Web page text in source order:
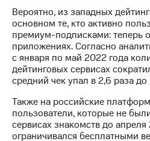
Описание
Программа
приобретения
Порядок
выкупа
акций
Дивиденды
Рынок
облигаций
Вероятно, из западных
основном те, кто активно
премиум-подписками: теперь
приложениях. Согласно
с января по май 2022 года
дейтинговых сервисах
средний чек упал в 2,6 раза
Также на российские
пользователи, которые не
сервисах знакомств до апреля
ограничивался бесплатными